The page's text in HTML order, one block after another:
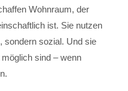
Wohnraum, der
ist. Sie nutzen
sondern sozial. Und sie
sind – wenn